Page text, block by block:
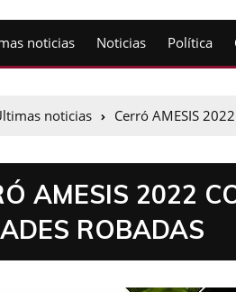
noticias Noticias Política
noticias Cerró AMESIS
AMESIS 2022
ROBADAS